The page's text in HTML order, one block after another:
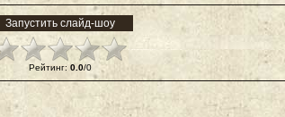
Рейтинг: 0.0/0